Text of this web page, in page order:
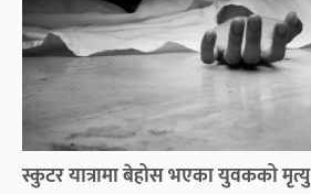
स्कुटर यात्रामा बेहोस भएका युवकको मृत्यु